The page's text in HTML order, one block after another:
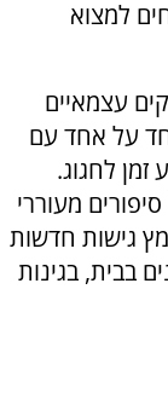
למצוא
עצמאיים
על אחד עם
לחגוג.
מעוררי
גישות חדשות
בבית, בגינות